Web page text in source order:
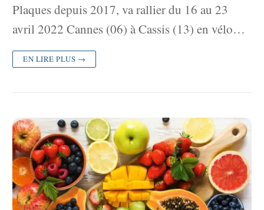
Plaques depuis 2017, va rallier du 16 au 23
avril 2022 Cannes (06) à Cassis (13) en vélo…
EN LIRE PLUS →